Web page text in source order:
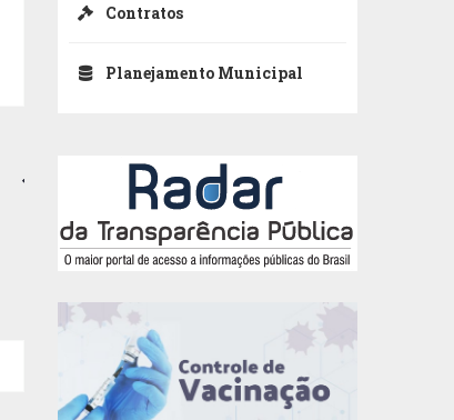
MOVIMENTA A CIDADE E AQUECE A
Contratos
Planejamento Municipal